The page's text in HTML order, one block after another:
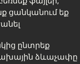
ցանկանում եք
ընտրեք
ձևաչափը